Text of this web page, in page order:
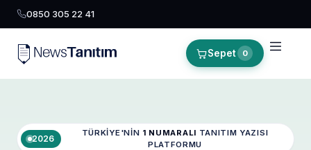
0850 305 22 41
Sepet 0
2026
TÜRKIYE'NIN 1 NUMARALI TANITIM YAZISI
PLATFORMU